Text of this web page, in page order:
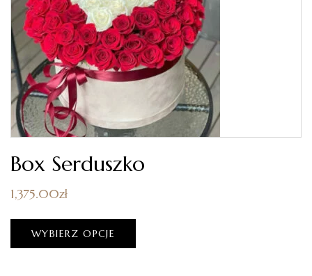
Box Serduszko
1,375.00zł
WYBIERZ OPCJE